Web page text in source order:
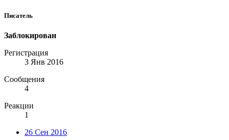
Писатель
Заблокирован
Регистрация
3 Янв 2016
Сообщения
4
Реакции
1
26 Сен 2016